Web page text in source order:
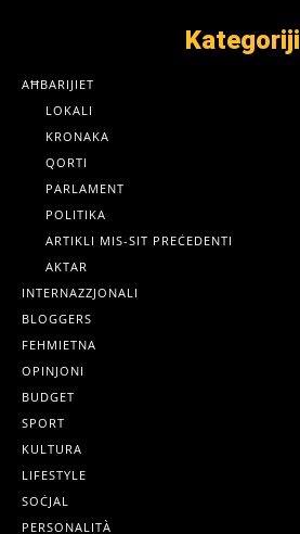
Kategoriji
AĦBARIJIET
LOKALI
KRONAKA
QORTI
PARLAMENT
POLITIKA
ARTIKLI MIS-SIT PREĊEDENTI
AKTAR
INTERNAZZJONALI
BLOGGERS
FEHMIETNA
OPINJONI
BUDGET
SPORT
KULTURA
LIFESTYLE
SOĊJAL
PERSONALITÀ